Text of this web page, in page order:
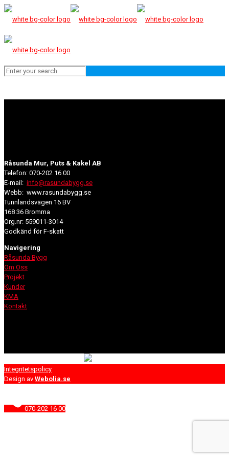
Råsunda Mur, Puts & Kakel AB
Telefon: 070-202 16 00
E-mail: info@rasundabygg.se
Webb: www.rasundabygg.se
Tunnlandsvägen 16 BV
168 36 Bromma
Org.nr: 559011-3014
Godkänd för F-skatt
Navigering
Råsunda Bygg
Om Oss
Projekt
Kunder
KMA
Kontakt
Integritetspolicy
Design av Webolia.se
070-202 16 00